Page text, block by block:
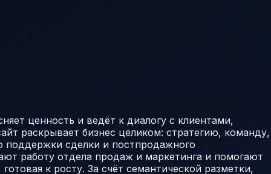
ценность и ведёт к диалогу с клиентами,
раскрывает бизнес целиком: стратегию, команду,
поддержки сделки и постпродажного
работу отдела продаж и маркетинга и помогают
к росту. За счёт семантической разметки,